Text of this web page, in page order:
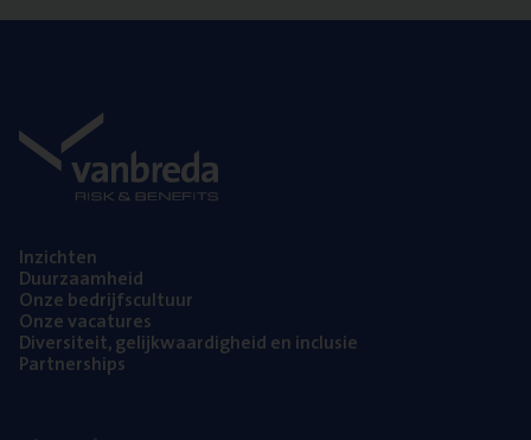
Inzich­ten
Duur­zaam­heid
Onze bedrijfs­cul­tuur
Onze vaca­tu­res
Diver­si­teit, gelijk­waar­dig­heid en inclusie
Part­ner­ships